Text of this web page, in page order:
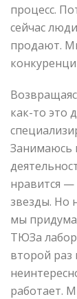
процесс.
сейчас
продают.
как-то это
Занимаюсь
нравится
звезды. Но
мы
ТЮЗа
второй раз
работает.